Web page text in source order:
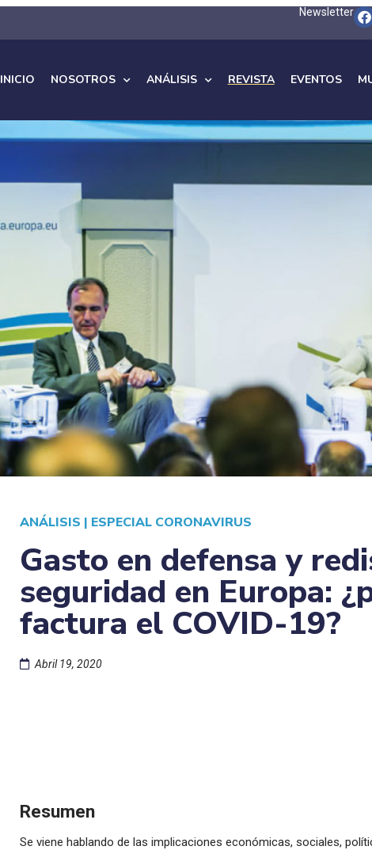
Newsletter
INICIO NOSOTROS ANÁLISIS REVISTA EVENTOS
ANÁLISIS | ESPECIAL CORONAVIRUS
Gasto en defensa y
seguridad en Europa:
factura el COVID-19?
Abril 19, 2020
Resumen
Se viene hablando de las implicaciones económicas, sociales,